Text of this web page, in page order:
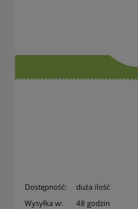
Dostępność:
duża ilość
Wysyłka w:
48 godzin